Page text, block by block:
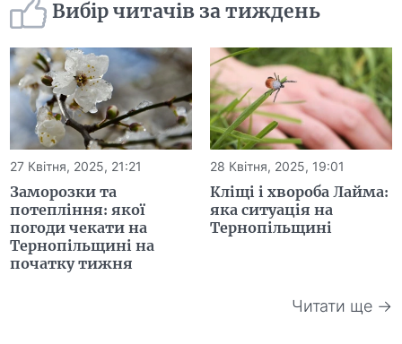
Вибір читачів за тиждень
27 Квітня, 2025, 21:21
Заморозки та
потепління: якої
погоди чекати на
Тернопільщині на
початку тижня
28 Квітня, 2025, 19:01
Кліщі і хвороба Лайма:
яка ситуація на
Тернопільщині
Читати ще →